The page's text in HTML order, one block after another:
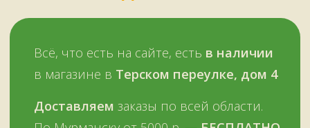
Оплатить можно и наличными,
и картой, в том числе кредитной,
Мы работаемс 11 до 19 часов в будни
и в выходные — ежедневно